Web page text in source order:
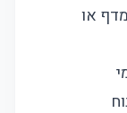
או